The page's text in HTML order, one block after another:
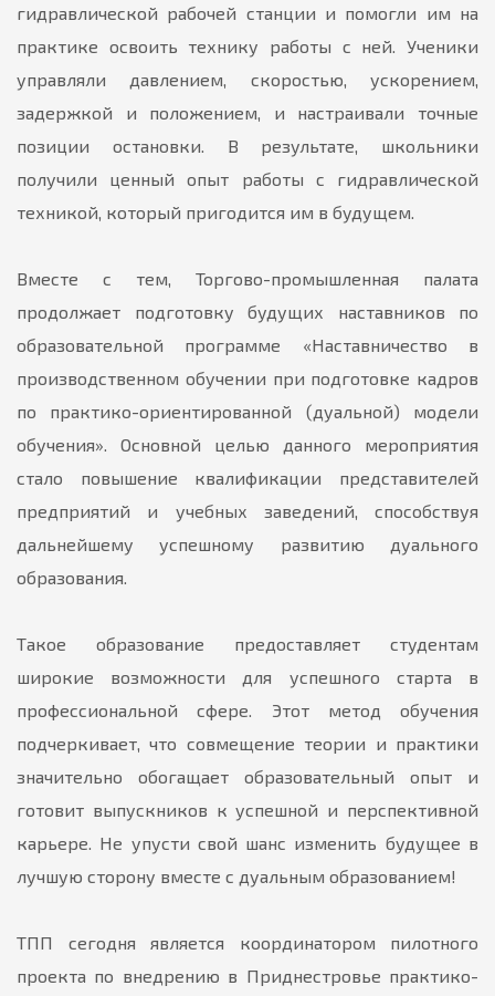
гидравлической рабочей станции и помогли им на
практике освоить технику работы с ней. Ученики
управляли давлением, скоростью, ускорением,
задержкой и положением, и настраивали точные
позиции остановки. В результате, школьники
получили ценный опыт работы с гидравлической
техникой, который пригодится им в будущем.
Вместе с тем, Торгово-промышленная палата
продолжает подготовку будущих наставников по
образовательной программе «Наставничество в
производственном обучении при подготовке кадров
по практико-ориентированной (дуальной) модели
обучения». Основной целью данного мероприятия
стало повышение квалификации представителей
предприятий и учебных заведений, способствуя
дальнейшему успешному развитию дуального
образования.
Такое образование предоставляет студентам
широкие возможности для успешного старта в
профессиональной сфере. Этот метод обучения
подчеркивает, что совмещение теории и практики
значительно обогащает образовательный опыт и
готовит выпускников к успешной и перспективной
карьере. Не упусти свой шанс изменить будущее в
лучшую сторону вместе с дуальным образованием!
ТПП сегодня является координатором пилотного
проекта по внедрению в Приднестровье практико-